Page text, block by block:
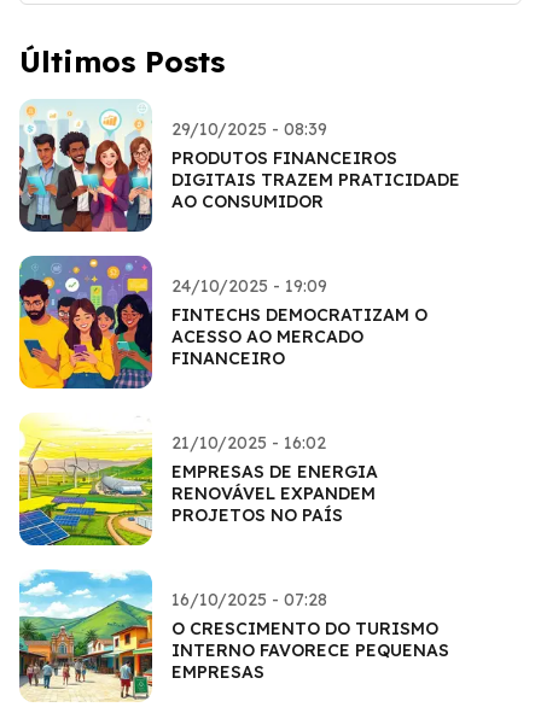
Últimos Posts
29/10/2025 - 08:39
PRODUTOS FINANCEIROS
DIGITAIS TRAZEM PRATICIDADE
AO CONSUMIDOR
24/10/2025 - 19:09
FINTECHS DEMOCRATIZAM O
ACESSO AO MERCADO
FINANCEIRO
21/10/2025 - 16:02
EMPRESAS DE ENERGIA
RENOVÁVEL EXPANDEM
PROJETOS NO PAÍS
16/10/2025 - 07:28
O CRESCIMENTO DO TURISMO
INTERNO FAVORECE PEQUENAS
EMPRESAS